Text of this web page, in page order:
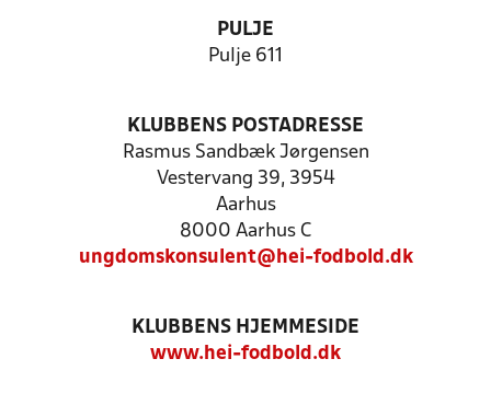
PULJE
Pulje 611
KLUBBENS POSTADRESSE
Rasmus Sandbæk Jørgensen
Vestervang 39, 3954
Aarhus
8000 Aarhus C
ungdomskonsulent@hei-fodbold.dk
KLUBBENS HJEMMESIDE
www.hei-fodbold.dk